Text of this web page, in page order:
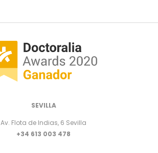
SEVILLA
Av. Flota de Indias, 6 Sevilla
+34 613 003 478